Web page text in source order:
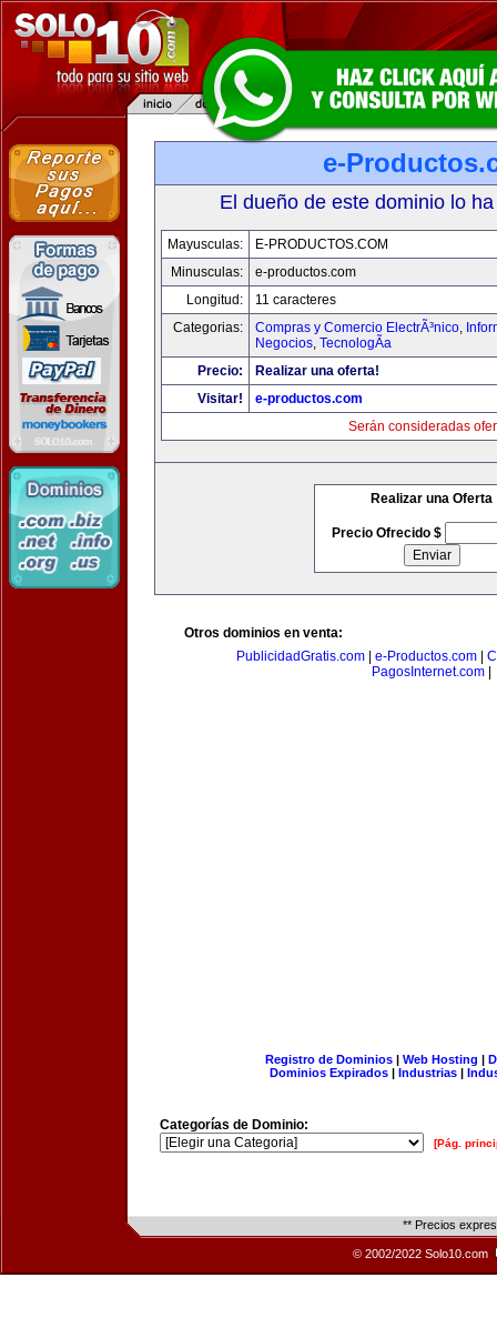
e-
El dueño de este dominio lo
Mayusculas:
E-PRODUCTOS.COM
Minusculas:
e-productos.com
Longitud:
11 caracteres
Categorias:
Compras y Comercio ElectrÃ³nico,
Negocios, TecnologÃ­a
Precio:
Realizar una oferta!
Visitar!
e-productos.com
Serán consideradas
Realizar una Oferta
Precio Ofrecido $
Otros dominios en venta:
PublicidadGratis.com
e-Productos.com
PagosInternet.com
Registro de Dominios| Web Hosting |
Dominios Expirados | Industrias |
Categorías de Dominio:
[Pág.
** Precios
© 2002/2022 Solo10.com